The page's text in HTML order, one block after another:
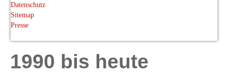
Datenschutz
Sitemap
Presse
1990 bis heute